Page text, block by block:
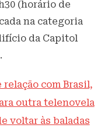
(horário de
na categoria
da Capitol
com Brasil,
outra telenovela
voltar às baladas